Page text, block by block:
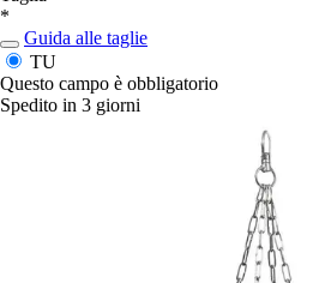
*
Guida alle taglie
TU
Questo campo è obbligatorio
Spedito in 3 giorni